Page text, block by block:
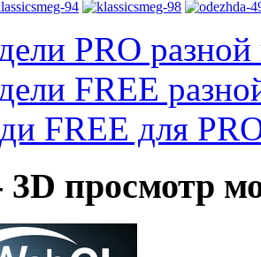
PRO разной
FREE
FREE для
просмотр